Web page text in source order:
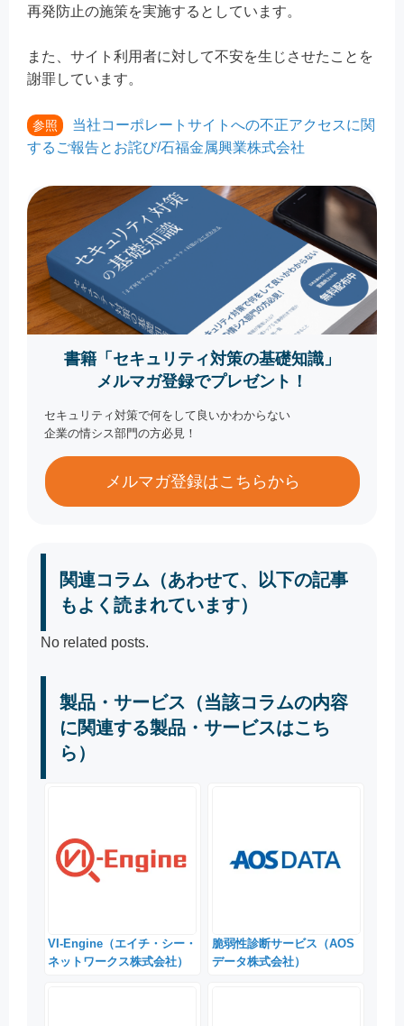
再発防止の施策を実施するとしています。
また、サイト利用者に対して不安を生じさせたことを
謝罪しています。
参照
当社コーポレートサイトへの不正アクセスに関
するご報告とお詫び/石福金属興業株式会社
書籍「セキュリティ対策の基礎知識」
メルマガ登録でプレゼント！
セキュリティ対策で何をして良いかわからない
企業の情シス部門の方必見！
メルマガ登録はこちらから
関連コラム（あわせて、以下の記事
もよく読まれています）
No related posts.
製品・サービス（当該コラムの内容
に関連する製品・サービスはこち
ら）
VI-Engine（エイチ・シー・
ネットワークス株式会社）
脆弱性診断サービス（AOS
データ株式会社）